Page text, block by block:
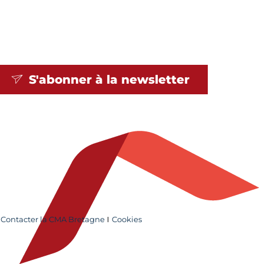
S'abonner à la newsletter
Contacter la CMA Bretagne Cookies